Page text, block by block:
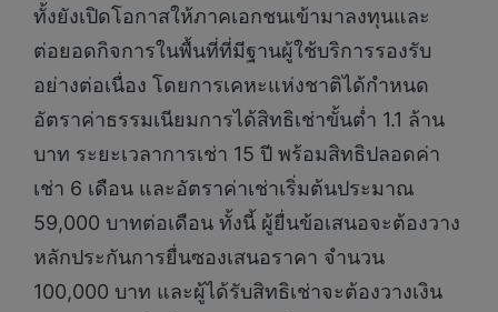
ทั้งยังเปิดโอกาสให้ภาคเอกชนเข้ามาลงทุนและ
ต่อยอดกิจการในพื้นที่ที่มีฐานผู้ใช้บริการรองรับ
อย่างต่อเนื่อง โดยการเคหะแห่งชาติได้กำหนด
อัตราค่าธรรมเนียมการได้สิทธิเช่าขั้นต่ำ 1.1 ล้าน
บาท ระยะเวลาการเช่า 15 ปี พร้อมสิทธิปลอดค่า
เช่า 6 เดือน และอัตราค่าเช่าเริ่มต้นประมาณ
59,000 บาทต่อเดือน ทั้งนี้ ผู้ยื่นข้อเสนอจะต้องวาง
หลักประกันการยื่นซองเสนอราคา จำนวน
100,000 บาท และผู้ได้รับสิทธิเช่าจะต้องวางเงิน